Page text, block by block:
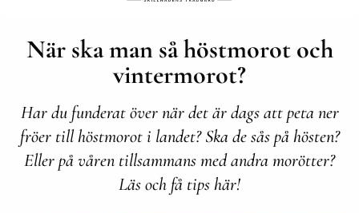
När ska man så höstmorot och
vintermorot?
Har du funderat över när det är dags att peta ner
fröer till höstmorot i landet? Ska de sås på hösten?
Eller på våren tillsammans med andra morötter?
Läs och få tips här!